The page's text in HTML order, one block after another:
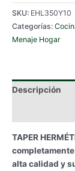
DE
PLÁSTICO
BIOKIPS
-
cantidad
SKU: EHL350Y10
Categorías:
Menaje Hogar
Descripción
TAPER
alta calidad y